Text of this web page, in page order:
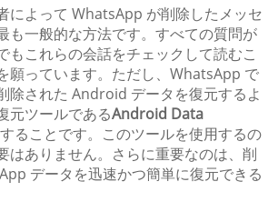
によって WhatsApp が削除したメッセ
も一般的な方法です。すべての質問が
もこれらの会話をチェックして読むこ
願っています。ただし、WhatsApp で
除された Android データを復元するよ
元ツールであるAndroid Data
ることです。このツールを使用するの
はありません。さらに重要なのは、削
データを迅速かつ簡単に復元できる